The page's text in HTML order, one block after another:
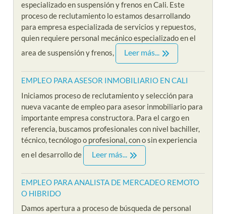
especializado en suspensión y frenos en Cali. Este
proceso de reclutamiento lo estamos desarrollando
para empresa especializada de servicios y repuestos,
quien requiere personal mecánico especializado en el
area de suspensión y frenos,
Leer más...
EMPLEO PARA ASESOR INMOBILIARIO EN CALI
Iniciamos proceso de reclutamiento y selección para
nueva vacante de empleo para asesor inmobiliario para
importante empresa constructora. Para el cargo en
referencia, buscamos profesionales con nivel bachiller,
técnico, tecnólogo o profesional, con o sin experiencia
en el desarrollo de
Leer más...
EMPLEO PARA ANALISTA DE MERCADEO REMOTO
O HIBRIDO
Damos apertura a proceso de búsqueda de personal